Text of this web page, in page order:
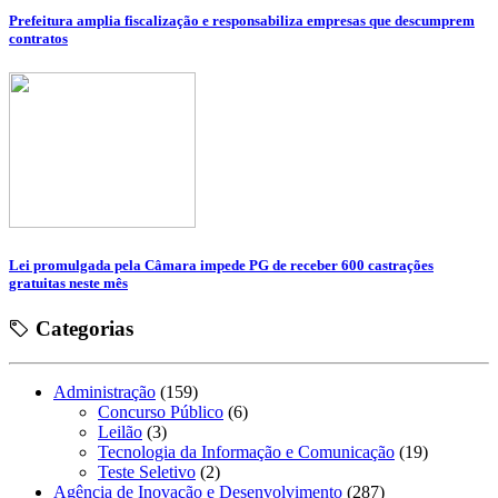
Prefeitura amplia fiscalização e responsabiliza empresas que descumprem
contratos
Lei promulgada pela Câmara impede PG de receber 600 castrações
gratuitas neste mês
Categorias
Administração (159)
Concurso Público (6)
Leilão (3)
Tecnologia da Informação e Comunicação (19)
Teste Seletivo (2)
Agência de Inovação e Desenvolvimento (287)